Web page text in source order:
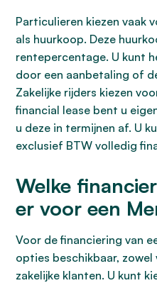
Particulieren kiezen vaak
als huurkoop. Deze
rentepercentage. U kunt
door een aanbetaling of
Zakelijke rijders kiezen
financial lease bent u
u deze in termijnen af. U
exclusief BTW volledig
Welke
er voor een
Voor de financiering van
opties beschikbaar,
zakelijke klanten. U kunt